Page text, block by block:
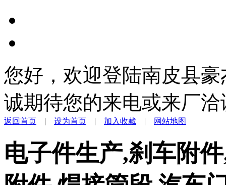
您好，欢迎登陆南皮县
诚期待您的来电或来厂洽
返回首页 | 设为首页 | 加入收藏 | 网站地图
电子件生产,刹车附